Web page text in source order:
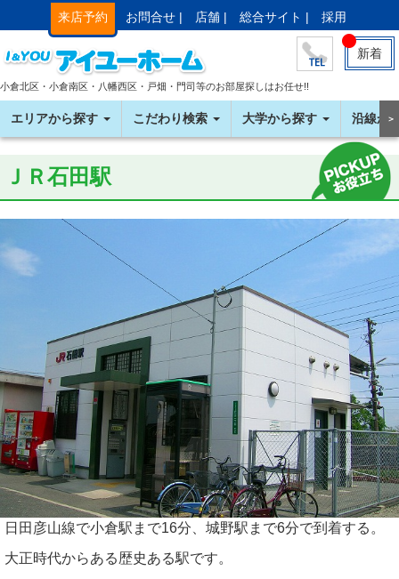
来店予約 お問合せ | 店舗 | 総合サイト | 採用
新着
小倉北区・小倉南区・八幡西区・戸畑・門司等のお部屋探しはお任せ!!
エリアから探す こだわり検索 大学から探す 沿線か＞
ＪＲ石田駅
日田彦山線で小倉駅まで16分、城野駅まで6分で到着する。
大正時代からある歴史ある駅です。